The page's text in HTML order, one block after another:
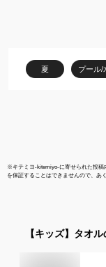
夏 プール/
※キテミヨ-kitemiyo-に寄せられた投稿
を保証することはできませんので、あ
【キッズ】 タオル